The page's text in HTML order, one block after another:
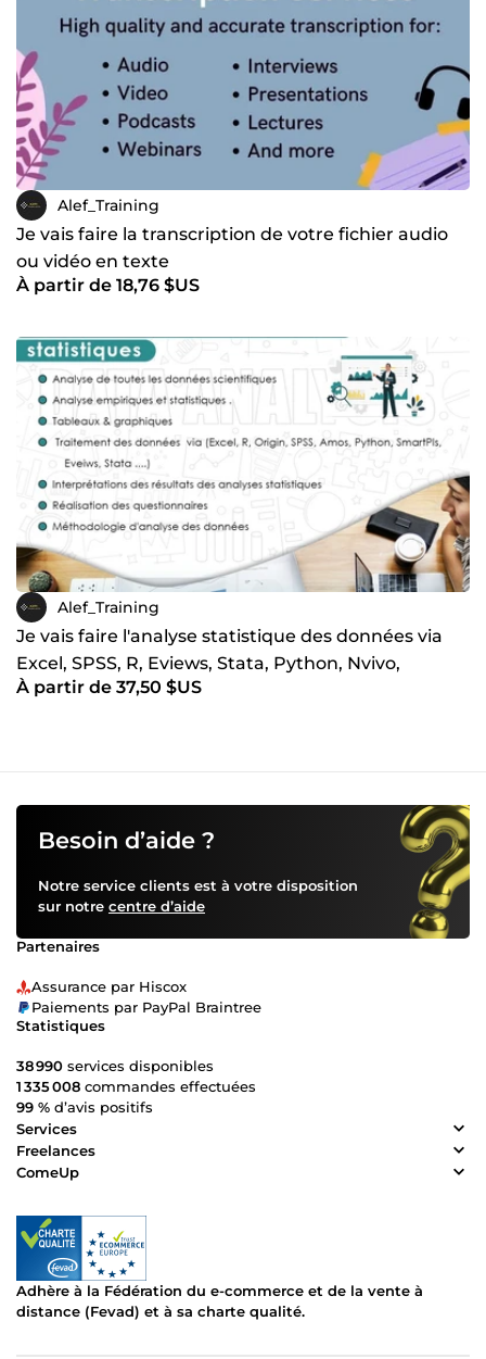
Alef_Training
Je vais faire la transcription de votre fichier audio
ou vidéo en texte
À partir de 18,76 $US
Alef_Training
Je vais faire l'analyse statistique des données via
Excel, SPSS, R, Eviews, Stata, Python, Nvivo,
Smartpls
À partir de 37,50 $US
Besoin d’aide ?
Notre service clients est à votre disposition
sur notre centre d’aide
Partenaires
Assurance par Hiscox
Paiements par PayPal Braintree
Statistiques
38 990 services disponibles
1 335 008 commandes effectuées
99 % d’avis positifs
Services
Freelances
ComeUp
Adhère à la Fédération du e-commerce et de la vente à
distance (Fevad) et à sa charte qualité.